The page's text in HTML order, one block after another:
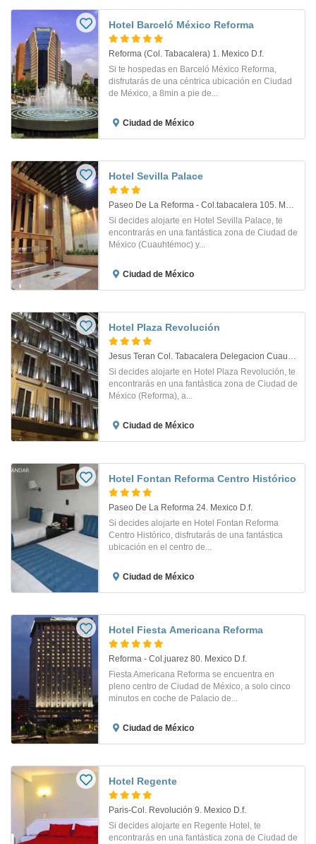
Hotel Barceló México Reforma
Reforma (Col. Tabacalera) 1. Mexico D.f.
Si te hospedas en Barceló México Reforma,
disfrutarás de una céntrica ubicación en Ciudad
de México, a 8min a pie de...
Ciudad de México
Hotel Sevilla Palace
Paseo De La Reforma - Col.tabacalera 105. Mexico D.f.
Si decides alojarte en Hotel Sevilla Palace, te
encontrarás en una fantástica zona de Ciudad de
México (Cuauhtémoc) y...
Ciudad de México
Hotel Plaza Revolución
Jesus Teran Col. Tabacalera Delegacion Cuautemoc 35. Ciudad De Mexico
Si decides alojarte en Hotel Plaza Revolución, te
encontrarás en una fantástica zona de Ciudad de
México (Reforma), a...
Ciudad de México
Hotel Fontan Reforma Centro Histórico
Paseo De La Reforma 24. Mexico D.f.
Si decides alojarte en Hotel Fontan Reforma
Centro Histórico, disfrutarás de una fantástica
ubicación en el centro de...
Ciudad de México
Hotel Fiesta Americana Reforma
Reforma - Col.juarez 80. Mexico D.f.
Fiesta Americana Reforma se encuentra en
pleno centro de Ciudad de México, a solo cinco
minutos en coche de Palacio de...
Ciudad de México
Hotel Regente
Paris-Col. Revolución 9. Mexico D.f.
Si decides alojarte en Regente Hotel, te
encontrarás en una fantástica zona de Ciudad de